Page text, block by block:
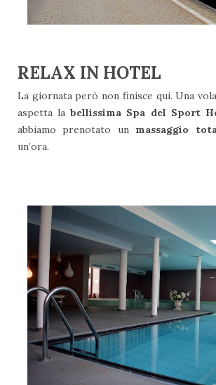
RELAX IN HOTEL
La giornata però non finisce qui. Una
aspetta labellissima Spa del Sport
abbiamo prenotato un massaggio
un’ora.